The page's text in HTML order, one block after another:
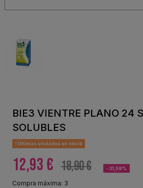
BIE3 VIENTRE PLANO 24
SOLUBLES
Últimas unidades en stock
12,93 € 18,90 € -31,59%
Compra máxima: 3